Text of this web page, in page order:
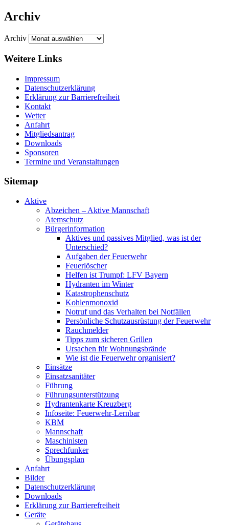
Archiv
Archiv
Weitere Links
Impressum
Datenschutzerklärung
Erklärung zur Barriere­frei­heit
Kontakt
Wetter
Anfahrt
Mitgliedsantrag
Downloads
Sponsoren
Termine und Veranstaltungen
Sitemap
Aktive
Abzeichen – Aktive Mannschaft
Atemschutz
Bürgerinformation
Aktives und passives Mitglied, was ist der
Unterschied?
Aufgaben der Feuerwehr
Feuerlöscher
Helfen ist Trumpf: LFV Bayern
Hydranten im Winter
Katastrophenschutz
Kohlenmonoxid
Notruf und das Verhalten bei Notfällen
Persönliche Schutzausrüstung der Feuerwehr
Rauchmelder
Tipps zum sicheren Grillen
Ursachen für Wohnungsbrände
Wie ist die Feuerwehr organisiert?
Einsätze
Einsatzsanitäter
Führung
Führungsunterstützung
Hydrantenkarte Kreuzberg
Infoseite: Feuerwehr-Lernbar
KBM
Mannschaft
Maschinisten
Sprechfunker
Übungsplan
Anfahrt
Bilder
Datenschutzerklärung
Downloads
Erklärung zur Barriere­frei­heit
Geräte